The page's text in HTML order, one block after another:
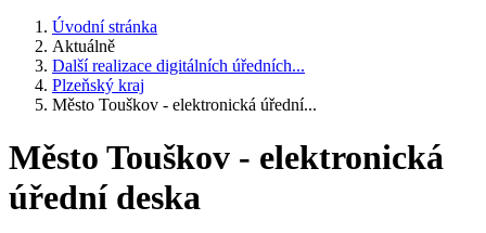
Úvodní stránka
Aktuálně
Další realizace digitálních úředních...
Plzeňský kraj
Město Touškov - elektronická úřední...
Město Touškov - elektronická
úřední deska